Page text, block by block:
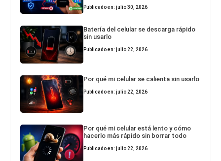
Publicado en: julio 30, 2026
Batería del celular se descarga rápido
sin usarlo
Publicado en: julio 22, 2026
Por qué mi celular se calienta sin usarlo
Publicado en: julio 22, 2026
Por qué mi celular está lento y cómo
hacerlo más rápido sin borrar todo
Publicado en: julio 22, 2026